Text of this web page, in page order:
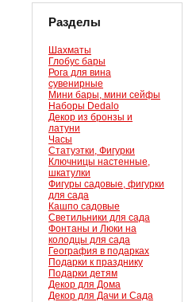
Разделы
Шахматы
Глобус бары
Рога для вина
сувенирные
Мини бары, мини сейфы
Наборы Dedalo
Декор из бронзы и
латуни
Часы
Статуэтки, Фигурки
Ключницы настенные,
шкатулки
Фигуры садовые, фигурки
для сада
Кашпо садовые
Светильники для сада
Фонтаны и Люки на
колодцы для сада
География в подарках
Подарки к празднику
Подарки детям
Декор для Дома
Декор для Дачи и Сада